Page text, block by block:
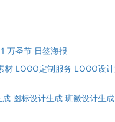
万圣节 日签海报
材 LOGO定制服务 LOGO设
成 图标设计生成 班徽设计生成